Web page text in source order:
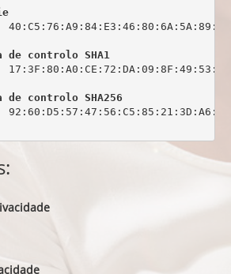
de controlo SHA1
de controlo SHA256